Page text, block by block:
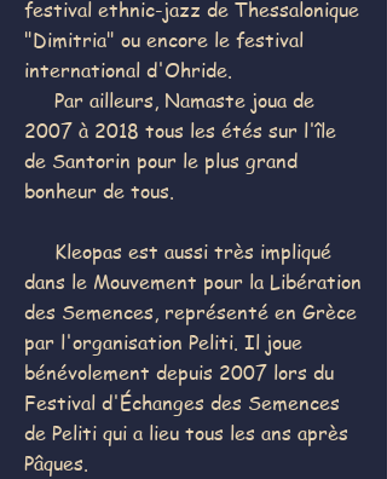
festival ethnic-jazz de Thessalonique
"Dimitria" ou encore le festival
international d'Ohride.
Par ailleurs, Namaste joua de
2007 à 2018 tous les étés sur l'île
de Santorin pour le plus grand
bonheur de tous.
Kleopas est aussi très impliqué
dans le Mouvement pour la Libération
des Semences, représenté en Grèce
par l'organisation Peliti. Il joue
bénévolement depuis 2007 lors du
Festival d'Échanges des Semences
de Peliti qui a lieu tous les ans après
Pâques.